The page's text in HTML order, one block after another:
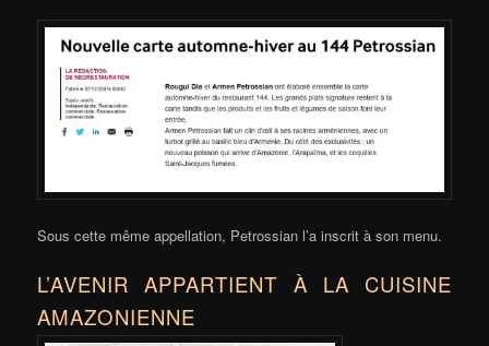
Sous cette même appellation, Petrossian l’a inscrit à son menu.
L’AVENIR APPARTIENT À LA CUISINE
AMAZONIENNE